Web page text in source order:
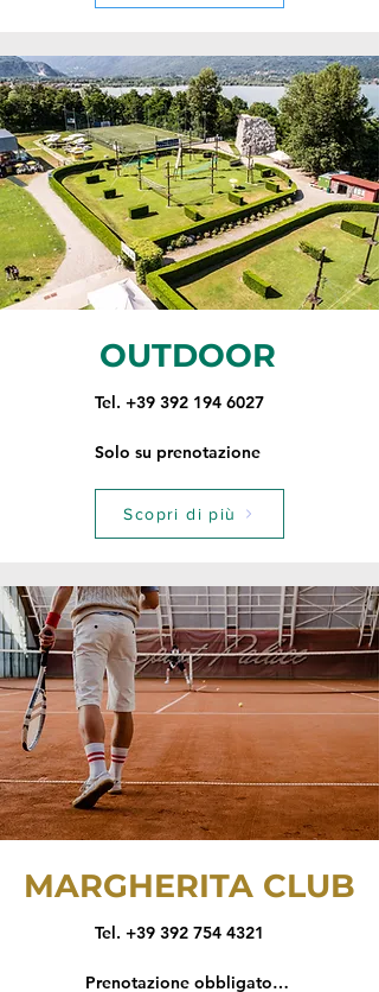
OUTDOOR
Tel. +39 392 194 6027
Solo su prenotazione
Scopri di più
MARGHERITA CLUB
Tel. +39 392 754 4321
Prenotazione obbligatoria